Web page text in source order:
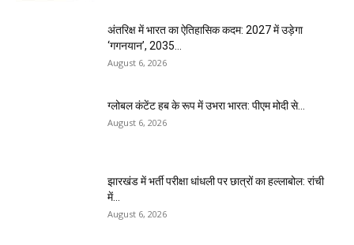
अंतरिक्ष में भारत का ऐतिहासिक कदम: 2027 में उड़ेगा
‘गगनयान’, 2035...
August 6, 2026
ग्लोबल कंटेंट हब के रूप में उभरा भारत: पीएम मोदी से...
August 6, 2026
झारखंड में भर्ती परीक्षा धांधली पर छात्रों का हल्लाबोल: रांची
में...
August 6, 2026